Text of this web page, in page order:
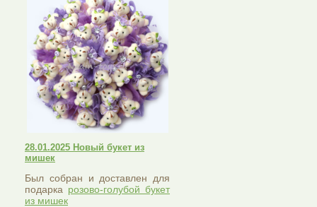
28.01.2025 Новый букет из
мишек
Был собран и доставлен для
подарка розово-голубой букет
из мишек